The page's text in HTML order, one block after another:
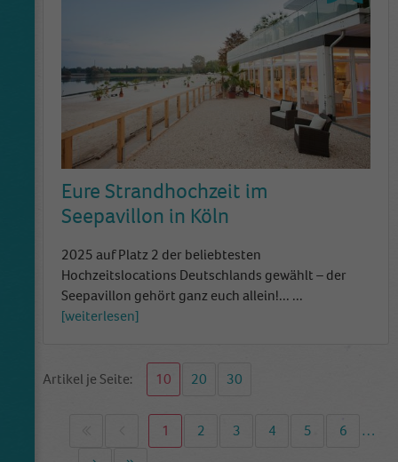
Eure Strandhochzeit im
Seepavillon in Köln
2025 auf Platz 2 der beliebtesten
Hochzeitslocations Deutschlands gewählt – der
Seepavillon gehört ganz euch allein!... ...
weiterlesen
Artikel je Seite: 10 20 30
Previous page
1 2 3 4 5
6